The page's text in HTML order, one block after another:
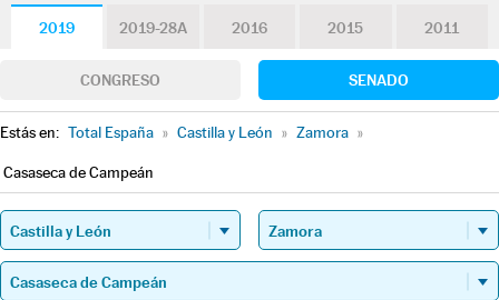
2019 2019-28A 2016 2015 2011
CONGRESO SENADO
Estás en: Total España » Castilla y León » Zamora »
Casaseca de Campeán